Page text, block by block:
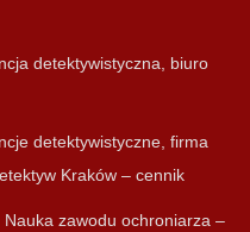
detektywistyczna, biuro
detektywistyczne, firma
Kraków – cennik
zawodu ochroniarza –